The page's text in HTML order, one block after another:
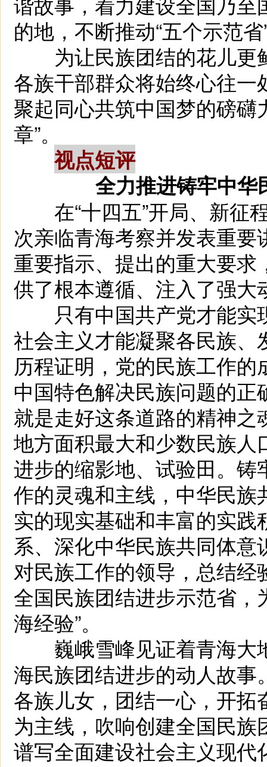
的地，不断推动“五个示范
为让民族团结的花儿更
各族干部群众将始终心往
聚起同心共筑中国梦的磅礴
章”。
视点短评
全力推进铸牢中华
在“十四五”开局、新征
次亲临青海考察并发表重
重要指示、提出的重大要
供了根本遵循、注入了强大
只有中国共产党才能实
社会主义才能凝聚各民族
历程证明，党的民族工作
中国特色解决民族问题的
就是走好这条道路的精神
地方面积最大和少数民族
进步的缩影地、试验田。
作的灵魂和主线，中华民
实的现实基础和丰富的实
系、深化中华民族共同体
对民族工作的领导，总结
全国民族团结进步示范省，
海经验”。
巍峨雪峰见证着青海大
海民族团结进步的动人故
各族儿女，团结一心，开
为主线，吹响创建全国民
谱写全面建设社会主义现